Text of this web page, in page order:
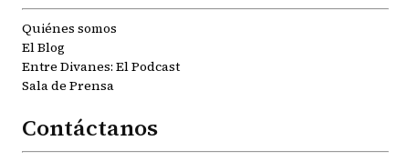
Quiénes somos
El Blog
Entre Divanes: El Podcast
Sala de Prensa
Contáctanos